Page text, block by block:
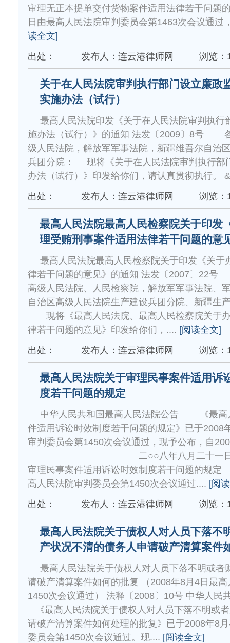
审理无正本提单交付货物案件适用法律若干问题
日由最高人民法院审判委员会第1463次会议通过
读全文]
出处：
发布人：连云港律师网 浏览：
关于在人民法院审判执行部门设立廉政
实施办法（试行）
最高人民法院印发《关于在人民法院审判执行
施办法（试行）》的通知 法发〔2009〕8号
级人民法院，解放军军事法院，新疆维吾尔自治
兵团分院： 现将《关于在人民法院审判执行部
办法（试行）》印发给你们，请认真贯彻执行。
出处：
发布人：连云港律师网 浏览：
最高人民法院最高人民检察院关于印发
理受贿刑事案件适用法律若干问题的意
最高人民法院最高人民检察院关于印发《关于
律若干问题的意见》的通知 法发〔2007〕22
高级人民法院、人民检察院，解放军军事法院、
自治区高级人民法院生产建设兵团分院、新疆生
现将《最高人民法院、最高人民检察院关于
律若干问题的意见》印发给你们，.... [阅读全文]
出处：
发布人：连云港律师网 浏览：
最高人民法院关于审理民事案件适用诉
度若干问题的规定
中华人民共和国最高人民法院公告 《最高
件适用诉讼时效制度若干问题的规定》已于2008
审判委员会第1450次会议通过，现予公布，自
二○○八年八月二十一日 最
审理民事案件适用诉讼时效制度若干问题的规
高人民法院审判委员会第1450次会议通过.... [阅
出处：
发布人：连云港律师网 浏览：
最高人民法院关于债权人对人员下落不
产状况不清的债务人申请破产清算案件
最高人民法院关于债权人对人员下落不明或者
请破产清算案件如何的批复 （2008年8月4日最
1450次会议通过） 法释〔2008〕10号 中华人民
《最高人民法院关于债权人对人员下落不明或
请破产清算案件如何处理的批复》已于2008年8
委员会第1450次会议通过。现.... [阅读全文]